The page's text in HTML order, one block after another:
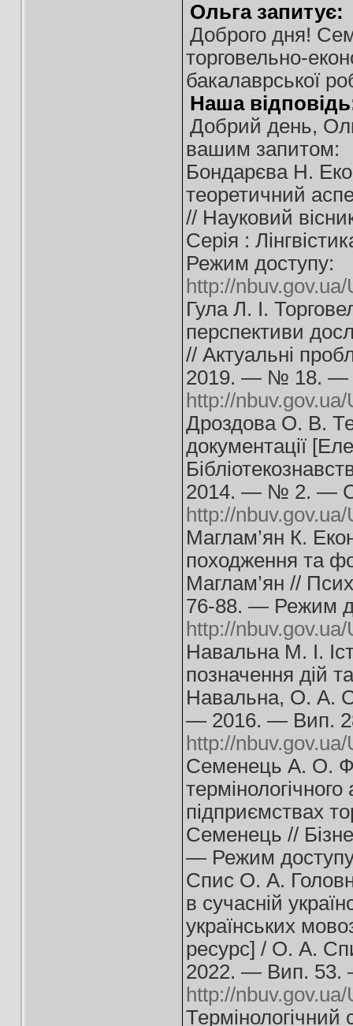
Ольга запитує:
Доброго дня!
торговельно-
бакалаврської
Наша
Добрий день,
вашим запитом:
Бондарєва Н.
теоретичний
// Науковий
Серія :
Режим доступу:
http://
Гула Л. І.
перспективи
// Актуальні
2019. — № 18. —
http://
Дроздова О. В.
документації
2014. — № 2. —
http://
Маглам’ян К.
походження та
Маглам’ян //
76-88. — Режим
http://
Навальна М. І.
позначення дій
Навальна, О. А.
— 2016. — Вип.
http://
Семенець А. О.
підприємствах
Семенець //
— Режим
Спис О. А.
в сучасній
українських
ресурс] / О. А.
2022. — Вип. 53.
http://
Термінологічний